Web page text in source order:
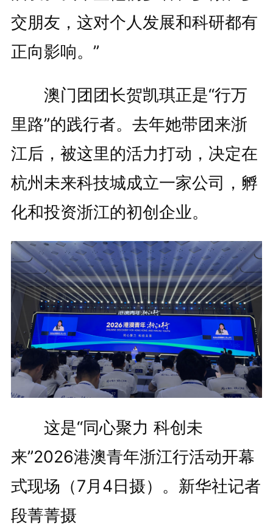
交朋友，这对个人发展和科研都有
正向影响。”
澳门团团长贺凯琪正是“行万
里路”的践行者。去年她带团来浙
江后，被这里的活力打动，决定在
杭州未来科技城成立一家公司，孵
化和投资浙江的初创企业。
这是“同心聚力 科创未
来”2026港澳青年浙江行活动开幕
式现场（7月4日摄）。新华社记者
段菁菁摄